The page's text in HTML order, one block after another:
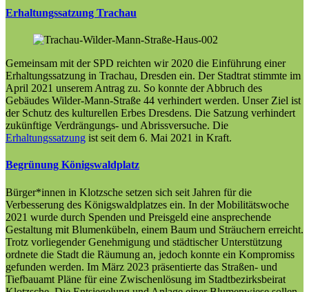
Erhaltungssatzung Trachau
Gemeinsam mit der SPD reichten wir 2020 die Einführung einer
Erhaltungssatzung in Trachau, Dresden ein. Der Stadtrat stimmte im
April 2021 unserem Antrag zu. So konnte der Abbruch des
Gebäudes Wilder-Mann-Straße 44 verhindert werden. Unser Ziel ist
der Schutz des kulturellen Erbes Dresdens. Die Satzung verhindert
zukünftige Verdrängungs- und Abrissversuche. Die
Erhaltungssatzung ist seit dem 6. Mai 2021 in Kraft.
Begrünung Königswaldplatz
Bürger*innen in Klotzsche setzen sich seit Jahren für die
Verbesserung des Königswaldplatzes ein. In der Mobilitätswoche
2021 wurde durch Spenden und Preisgeld eine ansprechende
Gestaltung mit Blumenkübeln, einem Baum und Sträuchern erreicht.
Trotz vorliegender Genehmigung und städtischer Unterstützung
ordnete die Stadt die Räumung an, jedoch konnte ein Kompromiss
gefunden werden. Im März 2023 präsentierte das Straßen- und
Tiefbauamt Pläne für eine Zwischenlösung im Stadtbezirksbeirat